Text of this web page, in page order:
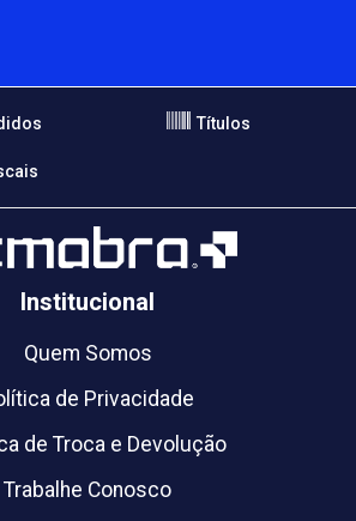
Títulos
Institucional
Quem Somos
de Privacidade
de Troca e Devolução
Trabalhe Conosco